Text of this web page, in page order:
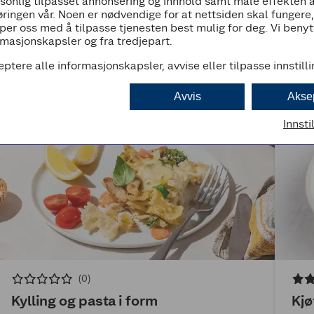
(0)
Kylling og pasta i form
vår. Noen er nødvendige for at nettsiden skal
oss med å tilpasse tjenesten best mulig for deg. Vi
og fra tredjepart.
alle informasjonskapsler, avvise eller tilpasse
Avvis